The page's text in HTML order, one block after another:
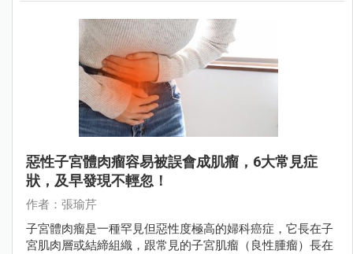
惡性子宮體肉瘤容易被誤會成肌瘤，6大常見症
狀，及早發現不輕忽！
作者：張瑜芹
子宮體肉瘤是一種罕見但惡性度極高的婦科癌症，它長在子
宮肌肉層或結締組織，跟常見的子宮肌瘤（良性腫瘤）長在